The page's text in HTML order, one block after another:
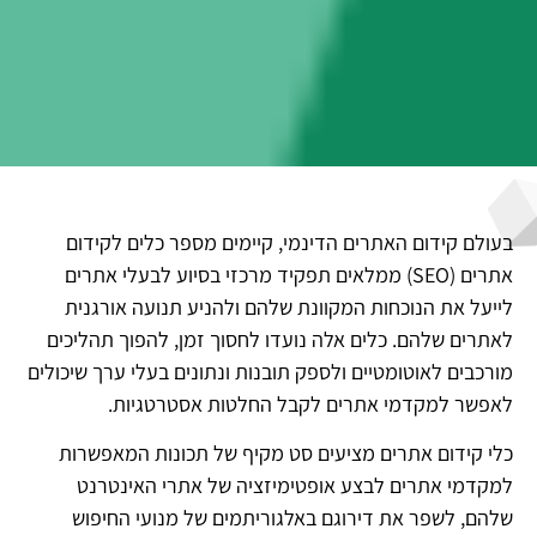
בעולם קידום האתרים הדינמי, קיימים מספר כלים לקידום
אתרים (SEO) ממלאים תפקיד מרכזי בסיוע לבעלי אתרים
לייעל את הנוכחות המקוונת שלהם ולהניע תנועה אורגנית
לאתרים שלהם. כלים אלה נועדו לחסוך זמן, להפוך תהליכים
מורכבים לאוטומטיים ולספק תובנות ונתונים בעלי ערך שיכולים
לאפשר למקדמי אתרים לקבל החלטות אסטרטגיות.
כלי קידום אתרים מציעים סט מקיף של תכונות המאפשרות
למקדמי אתרים לבצע אופטימיזציה של אתרי האינטרנט
שלהם, לשפר את דירוגם באלגוריתמים של מנועי החיפוש